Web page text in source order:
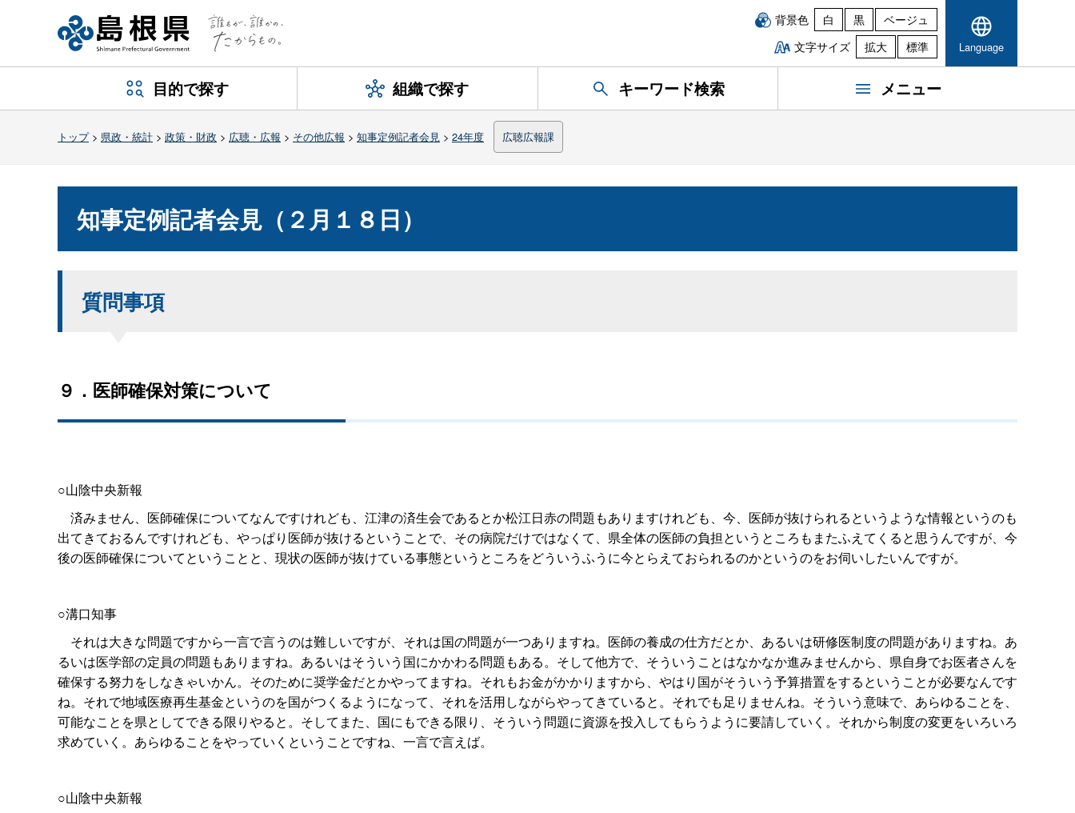
背景色 白 黒
ベージュ
文字サイズ
拡大 標準 Language
目的で探す 組織で探す キーワード検索 メニュー
トップ> 県政・統計 > 政策・財政 > 広聴・広報 > その他広報 > 知事定例記者会見 > 24年度 広聴広報課
知事定例記者会見（２月１８日）
質問事項
９．医師確保対策について
○山陰中央新報
済みません、医師確保についてなんですけれども、江津の済生会であるとか松江日赤の問題もありますけれども、今、医師が抜けられるというような情報というのも
出てきておるんですけれども、やっぱり医師が抜けるということで、その病院だけではなくて、県全体の医師の負担というところもまたふえてくると思うんですが、今
後の医師確保についてということと、現状の医師が抜けている事態というところをどういうふうに今とらえておられるのかというのをお伺いしたいんですが。
○溝口知事
それは大きな問題ですから一言で言うのは難しいですが、それは国の問題が一つありますね。医師の養成の仕方だとか、あるいは研修医制度の問題がありますね。あ
るいは医学部の定員の問題もありますね。あるいはそういう国にかかわる問題もある。そして他方で、そういうことはなかなか進みませんから、県自身でお医者さんを
確保する努力をしなきゃいかん。そのために奨学金だとかやってますね。それもお金がかかりますから、やはり国がそういう予算措置をするということが必要なんです
ね。それで地域医療再生基金というのを国がつくるようになって、それを活用しながらやってきていると。それでも足りませんね。そういう意味で、あらゆることを、
可能なことを県としてできる限りやると。そしてまた、国にもできる限り、そういう問題に資源を投入してもらうように要請していく。それから制度の変更をいろいろ
求めていく。あらゆることをやっていくということですね、一言で言えば。
○山陰中央新報